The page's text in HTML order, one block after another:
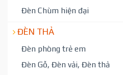
Đèn Chùm hiện đại
ĐÈN THẢ
Đèn phòng trẻ em
Đèn Gỗ, Đèn vải, Đèn thả